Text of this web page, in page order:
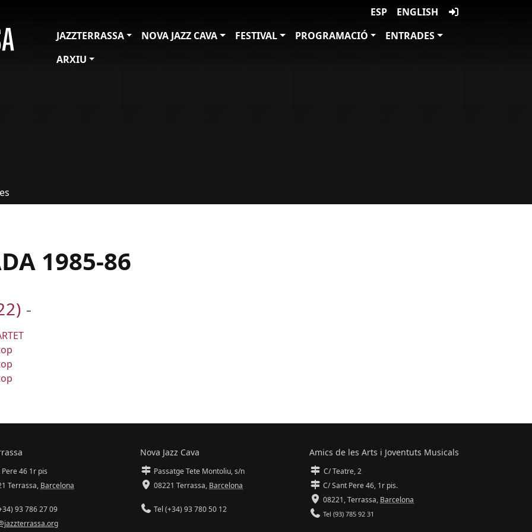
ESP
ENGLISH
JAZZTERRASSA
NOVA JAZZ CAVA FESTIVAL PROGRAMACIÓ
ENTRADES
ARXIU
1985-86
-
Pere 46 1r pis
Terrassa, Barcelona
93 786 27 09
Nova Jazz Cava
Passatge Tete Montoliu, s/n
08221 Terrassa, Barcelona
Tel (+34) 93 780 50 12
Amics de les Arts i Joventuts Musicals
C/ Teatre, 2
C/ Sant Pere 46, 1r pis.
08221,Terrassa, Barcelona
Tel (93) 785 92 31